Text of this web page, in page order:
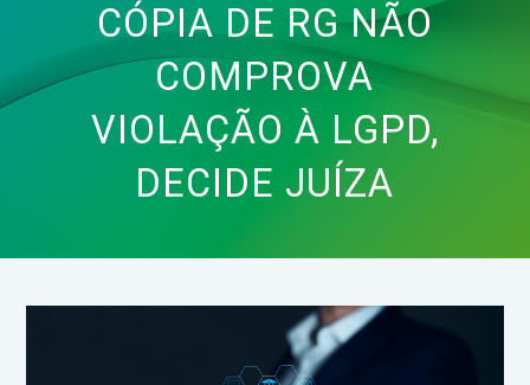
CÓPIA DE RG NÃO
COMPROVA
VIOLAÇÃO À LGPD,
DECIDE JUÍZA